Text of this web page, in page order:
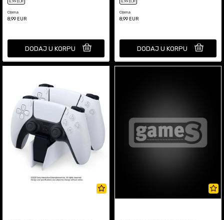
8,99 EUR
Cijena
8,99 EUR
DODAJ U KORPU
8,99 EUR
Cijena
8,99 EUR
DODAJ U KORPU